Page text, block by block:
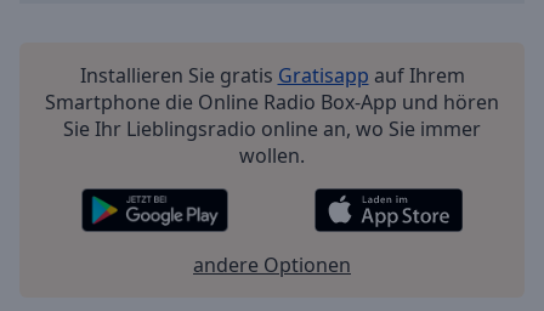
Installieren Sie gratis Gratisapp auf Ihrem
Smartphone die Online Radio Box-App und hören
Sie Ihr Lieblingsradio online an, wo Sie immer
wollen.
andere Optionen